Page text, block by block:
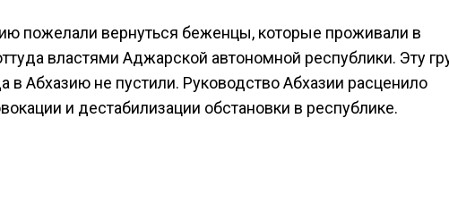
пожелали вернуться беженцы, которые проживали в
властями Аджарской автономной республики. Эту
Абхазию не пустили. Руководство Абхазии расценило
и дестабилизации обстановки в республике.